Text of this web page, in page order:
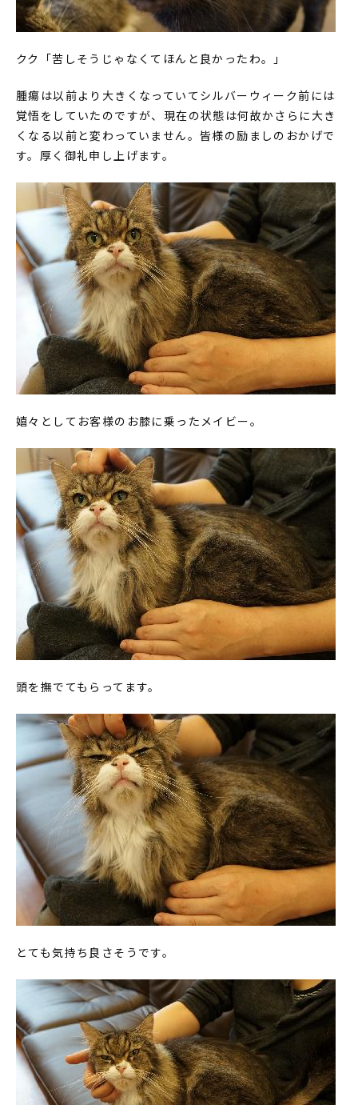
クク「苦しそうじゃなくてほんと良かったわ。」
腫瘍は以前より大きくなっていてシルバーウィーク前には
覚悟をしていたのですが、現在の状態は何故かさらに大き
くなる以前と変わっていません。皆様の励ましのおかげで
す。厚く御礼申し上げます。
嬉々としてお客様のお膝に乗ったメイビー。
頭を撫でてもらってます。
とても気持ち良さそうです。